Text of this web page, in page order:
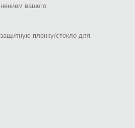
вашего
пленку/стекло для